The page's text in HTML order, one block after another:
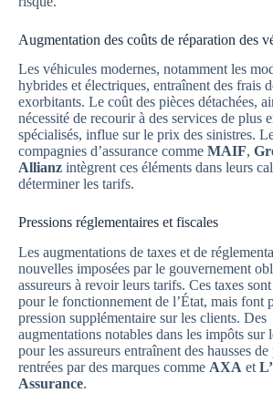
Augmentation des coûts de réparation des
Les véhicules modernes, notamment les
hybrides et électriques, entraînent des frais
exorbitants. Le coût des pièces détachées,
nécessité de recourir à des services de plus
spécialisés, influe sur le prix des sinistres.
compagnies d’assurance comme MAIF,
Allianz intègrent ces éléments dans leurs
déterminer les tarifs.
Pressions réglementaires et fiscales
Les augmentations de taxes et de
nouvelles imposées par le gouvernement
assureurs à revoir leurs tarifs. Ces taxes
pour le fonctionnement de l’État, mais font
pression supplémentaire sur les clients. Des
augmentations notables dans les impôts sur
pour les assureurs entraînent des hausses
rentrées par des marques comme AXA et
Assurance.